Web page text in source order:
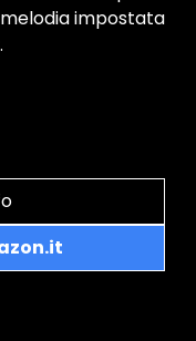
impostata